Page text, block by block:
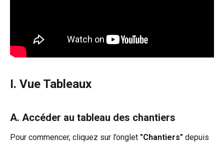
I. Vue Tableaux
A. Accéder au tableau des chantiers
Pour commencer, cliquez sur l’onglet "Chantiers" depuis